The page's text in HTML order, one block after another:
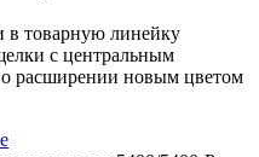
в товарную линейку
с центральным
расширении новым цветом